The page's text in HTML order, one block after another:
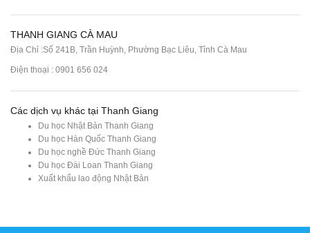
THANH GIANG CÀ MAU
Địa Chỉ :Số 241B, Trần Huỳnh, Phường Bạc Liêu, Tỉnh Cà Mau
Điện thoại : 0901 656 024
Các dịch vụ khác tại Thanh Giang
Du học Nhật Bản Thanh Giang
Du học Hàn Quốc Thanh Giang
Du học nghề Đức Thanh Giang
Du học Đài Loan Thanh Giang
Xuất khẩu lao động Nhật Bản